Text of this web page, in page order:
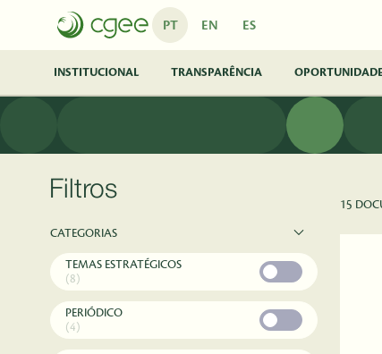
Pular para o Conteúdo principal
PT EN ES
INSTITUCIONAL TRANSPARÊNCIA
Filtros
CATEGORIAS
TEMAS ESTRATÉGICOS
(8)
PERIÓDICO
(4)
15